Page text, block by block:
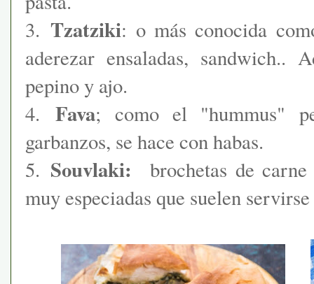
3. Tzatziki: o más conocida
aderezar ensaladas, sandwich..
pepino y ajo.
4.Fava; como el "hummus"
garbanzos, se hace con habas.
5. Souvlaki: brochetas de carne
muy especiadas que suelen